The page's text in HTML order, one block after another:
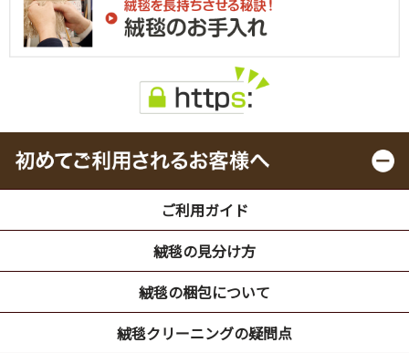
ご利用ガイド
絨毯の見分け方
絨毯の梱包について
絨毯クリーニングの疑問点